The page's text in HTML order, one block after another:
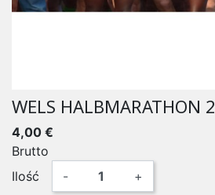
WELS HALBMARATHON 2
4,00 €
Brutto
Ilość
- +